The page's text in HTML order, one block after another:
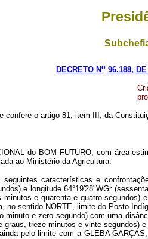
DECRETO No 96.188,
confere o artigo 81, item III, da
do BOM FUTURO, com área
ao Ministério da Agricultura.
características e
e longitude 64°19'28"WGr
e quarenta e quatro
sentido NORTE, limite do Posto
minuto e zero segundo) com uma
treze minutos e vinte
pelo limite com a GLEBA